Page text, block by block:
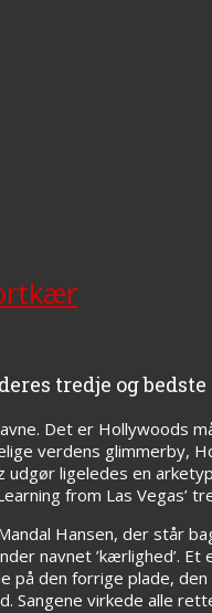
tredje og
Det er Hollywoods
verdens glimmerby,
udgør ligeledes en
from Las Vegas’
Hansen, der står
navnet ’kærlighed’.
på den forrige plade,
Sangene virkede alle